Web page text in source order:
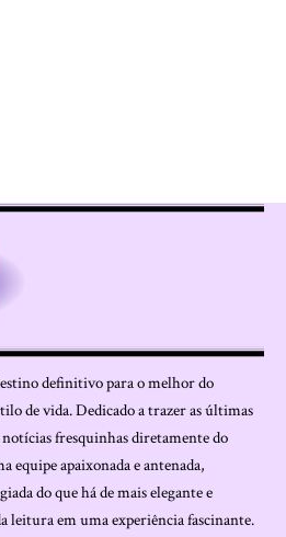
definitivo para o melhor do
de vida. Dedicado a trazer as últimas
notícias fresquinhas diretamente do
equipe apaixonada e antenada,
do que há de mais elegante e
leitura em uma experiência fascinante.